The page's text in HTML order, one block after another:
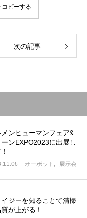
ピーする
次の記事
メンヒューマンフェア&
ンEXPO2023に出展し
オーボット 展示会
イジーを知ることで清掃
が上がる！